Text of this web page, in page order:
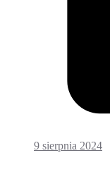
9 sierpnia 2024